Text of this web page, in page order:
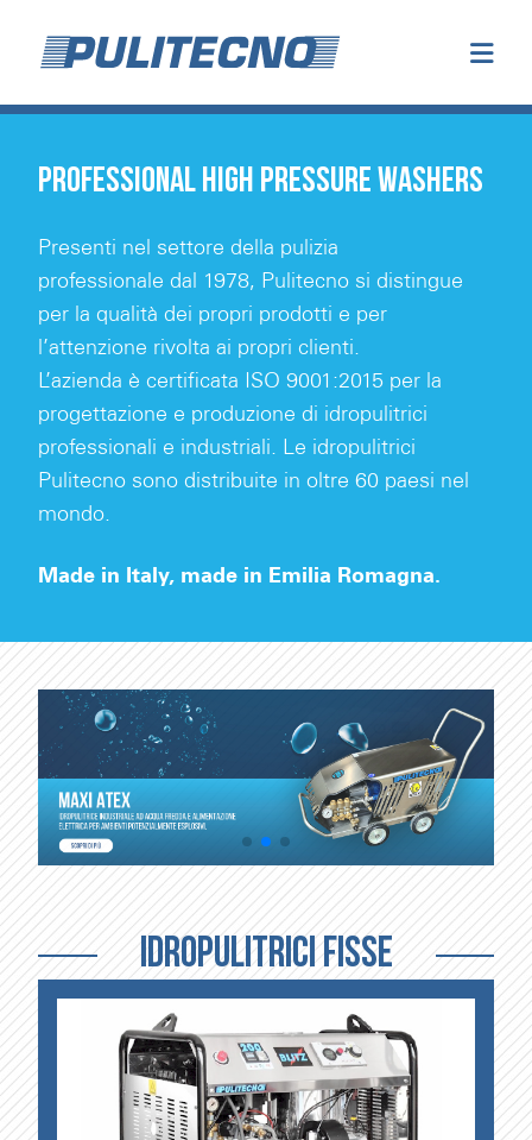
PROFESSIONAL HIGH PRESSURE WASHERS
Presenti nel settore della pulizia
professionale dal 1978, Pulitecno si distingue
per la qualità dei propri prodotti e per
l’attenzione rivolta ai propri clienti.
L’azienda è certificata ISO 9001:2015 per la
progettazione e produzione di idropulitrici
professionali e industriali. Le idropulitrici
Pulitecno sono distribuite in oltre 60 paesi nel
mondo.
Made in Italy, made in Emilia Romagna.
IDROPULITRICI FISSE